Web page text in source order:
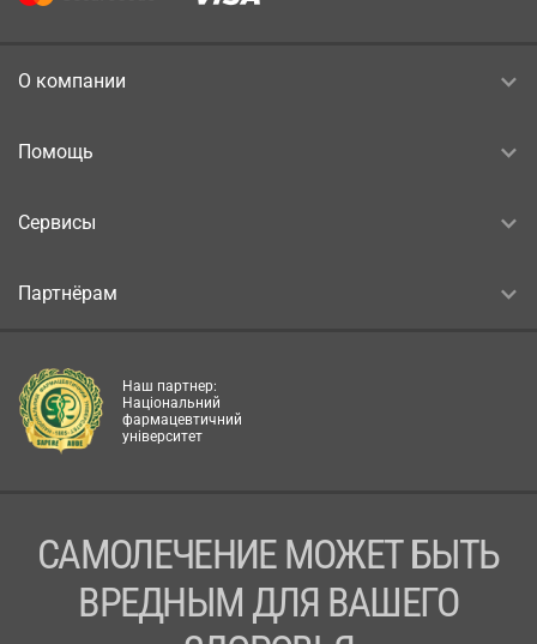
О компании
Помощь
Сервисы
Партнёрам
Наш партнер:
Національний
фармацевтичний
університет
САМОЛЕЧЕНИЕ МОЖЕТ БЫТЬ
ВРЕДНЫМ ДЛЯ ВАШЕГО